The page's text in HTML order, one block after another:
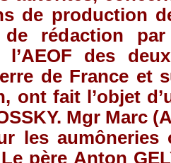
de production
rédaction
l’AEOF des
de France et
ont fait l’objet
Mgr Marc
les aumôneries
père Anton